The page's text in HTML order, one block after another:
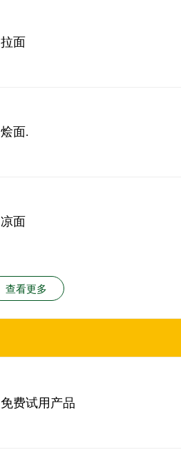
拉面
烩面.
凉面
查看更多
免费试用产品